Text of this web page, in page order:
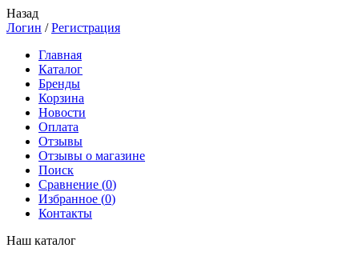
Назад
Логин /Регистрация
Главная
Каталог
Бренды
Корзина
Новости
Оплата
Отзывы
Отзывы о магазине
Поиск
Сравнение (0)
Избранное (0)
Контакты
Наш каталог